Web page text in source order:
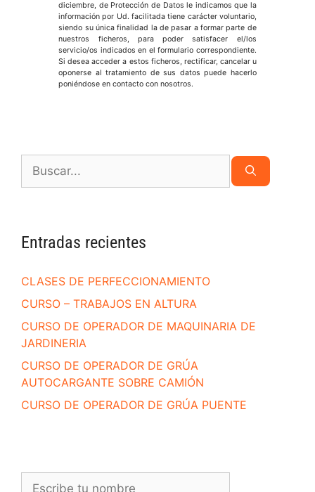
diciembre, de Protección de Datos le indicamos que la
información por Ud. facilitada tiene carácter voluntario,
siendo su única finalidad la de pasar a formar parte de
nuestros ficheros, para poder satisfacer el/los
servicio/os indicados en el formulario correspondiente.
Si desea acceder a estos ficheros, rectificar, cancelar u
oponerse al tratamiento de sus datos puede hacerlo
poniéndose en contacto con nosotros.
Entradas recientes
CLASES DE PERFECCIONAMIENTO
CURSO – TRABAJOS EN ALTURA
CURSO DE OPERADOR DE MAQUINARIA DE
JARDINERIA
CURSO DE OPERADOR DE GRÚA
AUTOCARGANTE SOBRE CAMIÓN
CURSO DE OPERADOR DE GRÚA PUENTE